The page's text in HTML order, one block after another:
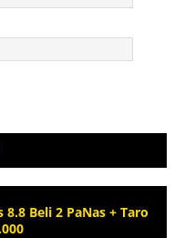
Beli 2 PaNas + Taro